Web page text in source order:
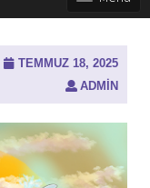
TEMMUZ 18, 2025
ADMIN